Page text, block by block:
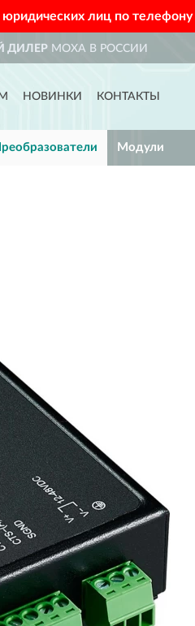
лиц по телефону
ДИЛЕРMOXA В РОССИИ
НОВИНКИ КОНТАКТЫ
Модули